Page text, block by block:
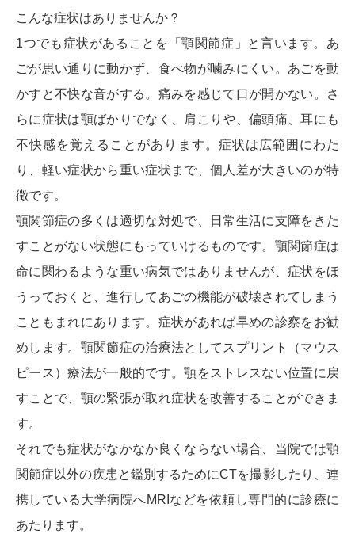
こんな症状はありませんか？
1つでも症状があることを「顎関節症」と言います。あ
ごが思い通りに動かず、食べ物が噛みにくい。あごを動
かすと不快な音がする。痛みを感じて口が開かない。さ
らに症状は顎ばかりでなく、肩こりや、偏頭痛、耳にも
不快感を覚えることがあります。症状は広範囲にわた
り、軽い症状から重い症状まで、個人差が大きいのが特
徴です。
顎関節症の多くは適切な対処で、日常生活に支障をきた
すことがない状態にもっていけるものです。顎関節症は
命に関わるような重い病気ではありませんが、症状をほ
うっておくと、進行してあごの機能が破壊されてしまう
こともまれにあります。症状があれば早めの診察をお勧
めします。顎関節症の治療法としてスプリント（マウス
ピース）療法が一般的です。顎をストレスない位置に戻
すことで、顎の緊張が取れ症状を改善することができま
す。
それでも症状がなかなか良くならない場合、当院では顎
関節症以外の疾患と鑑別するためにCTを撮影したり、連
携している大学病院へMRIなどを依頼し専門的に診療に
あたります。